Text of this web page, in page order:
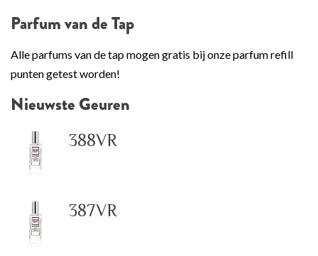
Parfum van de Tap
Alle parfums van de tap mogen gratis bij onze parfum refill
punten getest worden!
Nieuwste Geuren
388VR
387VR